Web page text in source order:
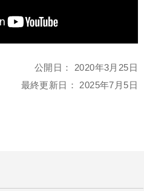
公開日： 2020年3月25日
最終更新日：2025年7月5日